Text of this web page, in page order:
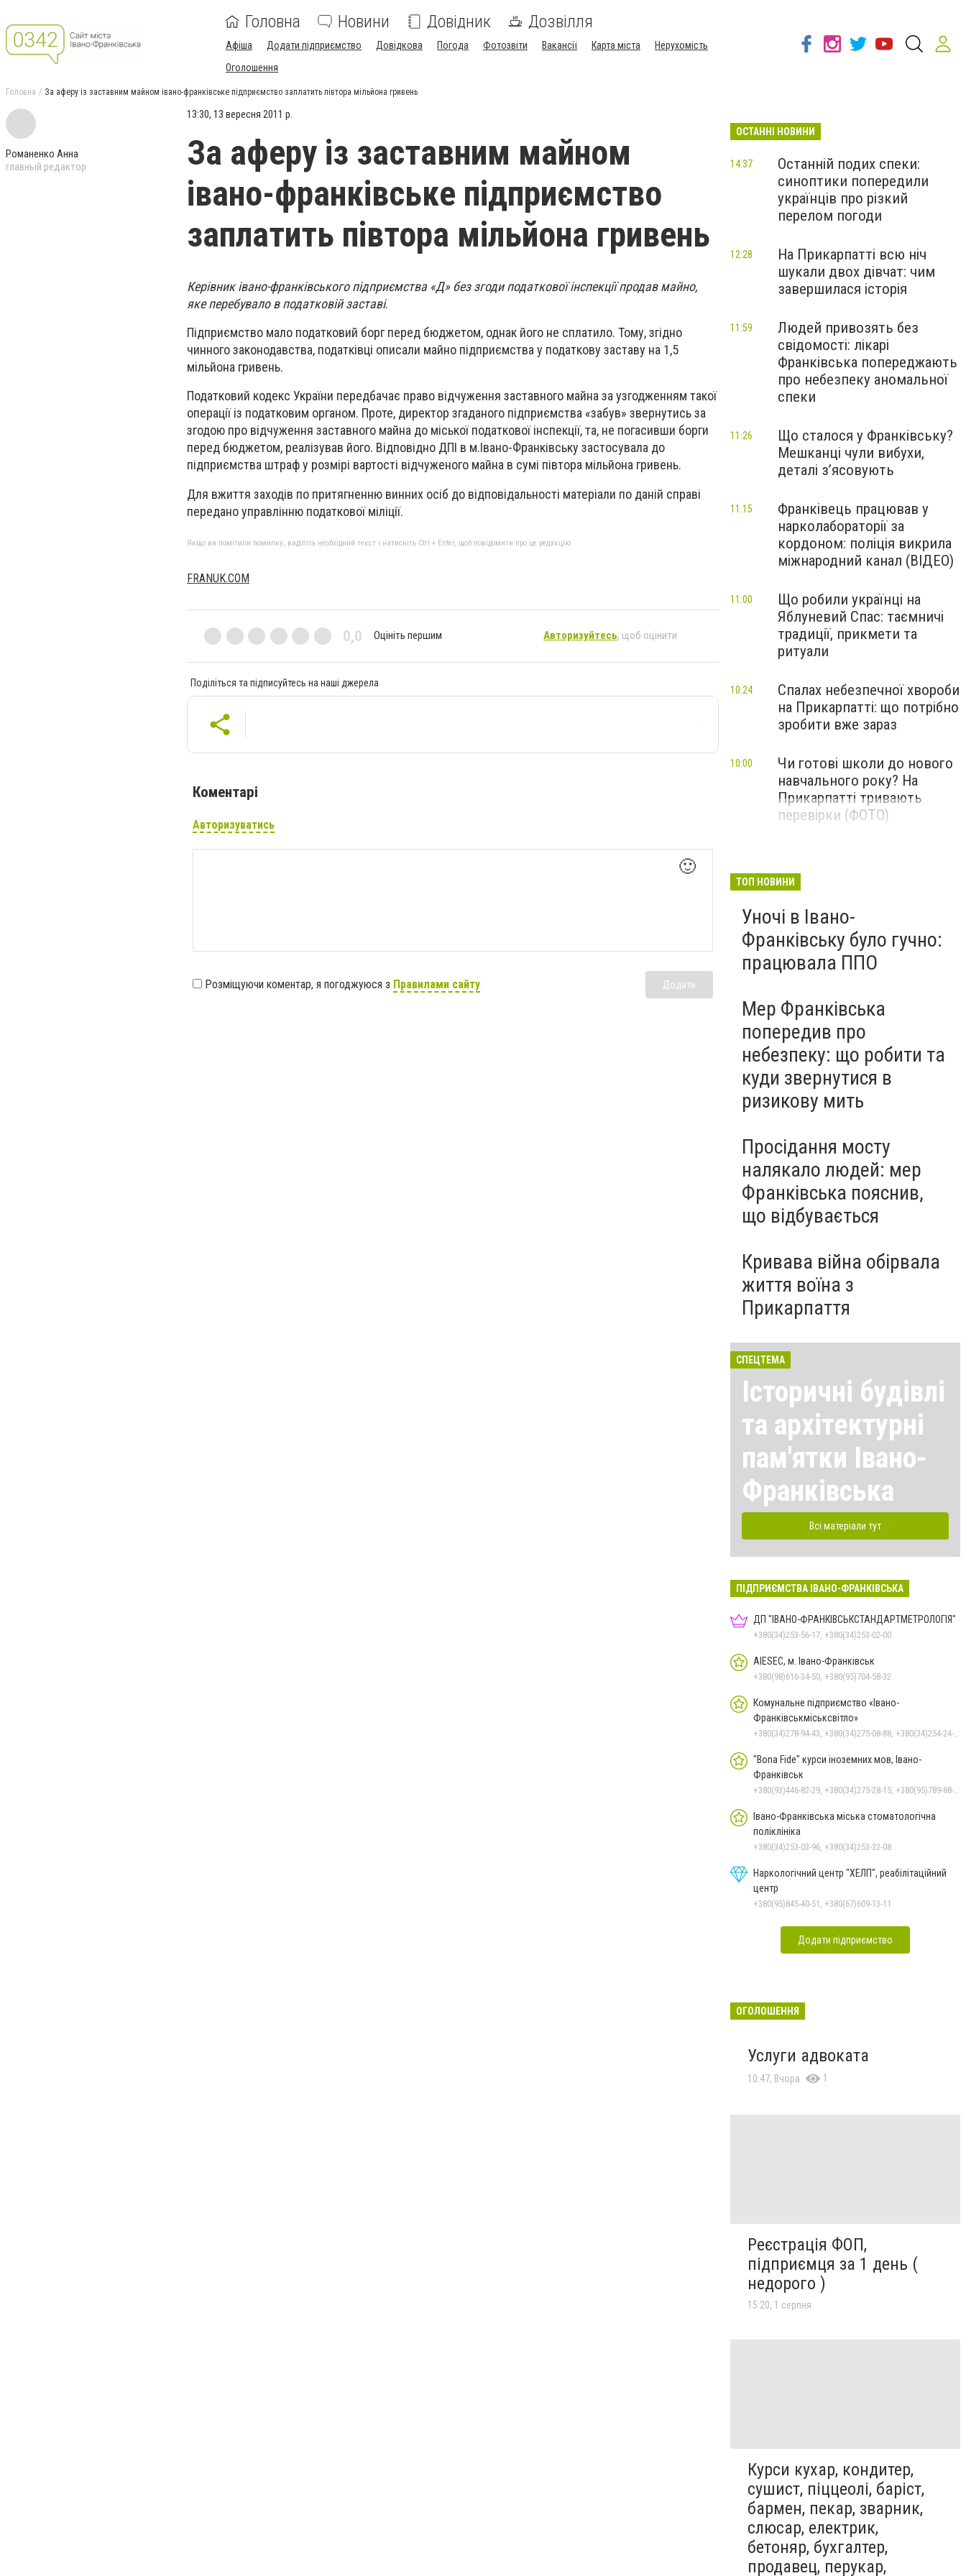
Головна Новини Довідник Дозвілля
Афіша Додати підприємство Довідкова Погода Фотозвіти Вакансії Карта міста
Нерухомість
Оголошення
Головна За аферу із заставним майном івано-франківське підприємство заплатить півтора мільйона гривень
Романенко Анна
главный редактор
13:30, 13 вересня 2011 р.
За аферу із заставним майном
івано-франківське підприємство
заплатить півтора мільйона гривень
Керівник івано-франківського підприємства «Д» без згоди податкової інспекції продав майно,
яке перебувало в податковій заставі.
Підприємство мало податковий борг перед бюджетом, однак його не сплатило. Тому, згідно
чинного законодавства, податківці описали майно підприємства у податкову заставу на 1,5
мільйона гривень.
Податковий кодекс України передбачає право відчуження заставного майна за узгодженням такої
операції із податковим органом. Проте, директор згаданого підприємства «забув» звернутись за
згодою про відчуження заставного майна до міської податкової інспекції, та, не погасивши борги
перед бюджетом, реалізував його. Відповідно ДПІ в м.Івано-Франківську застосувала до
підприємства штраф у розмірі вартості відчуженого майна в сумі півтора мільйона гривень.
Для вжиття заходів по притягненню винних осіб до відповідальності матеріали по даній справі
передано управлінню податкової міліції.
Якщо ви помітили помилку, виділіть необхідний текст і натисніть Ctrl + Enter, щоб повідомити про це редакцію
FRANUK.COM
0,0 Оцініть першим Авторизуйтесь, щоб оцінити
Поділіться та підписуйтесь на наші джерела
Коментарі
Авторизуватись
🙂
Розміщуючи коментар, я погоджуюся з Правилами сайту Додати
ОСТАННІ НОВИНИ
Останній подих спеки:
синоптики попередили
українців про різкий
перелом погоди
14:37
На Прикарпатті всю ніч
шукали двох дівчат: чим
завершилася історія
12:28
Людей привозять без
свідомості: лікарі
Франківська попереджають
про небезпеку аномальної
спеки
11:59
Що сталося у Франківську?
Мешканці чули вибухи,
деталі з’ясовують
11:26
Франківець працював у
нарколабораторії за
кордоном: поліція викрила
міжнародний канал (ВІДЕО)
11:15
Що робили українці на
Яблуневий Спас: таємничі
традиції, прикмети та
ритуали
11:00
Спалах небезпечної хвороби
на Прикарпатті: що потрібно
зробити вже зараз
10:24
Чи готові школи до нового
навчального року? На
Прикарпатті тривають
перевірки (ФОТО)
10:00
ТОП НОВИНИ
Уночі в Івано-
Франківську було гучно:
працювала ППО
Мер Франківська
попередив про
небезпеку: що робити та
куди звернутися в
ризикову мить
Просідання мосту
налякало людей: мер
Франківська пояснив,
що відбувається
Кривава війна обірвала
життя воїна з
Прикарпаття
СПЕЦТЕМА
Історичні будівлі
та архітектурні
пам'ятки Івано-
Франківська
Всі матеріали тут
ПІДПРИЄМСТВА ІВАНО-ФРАНКІВСЬКА
ДП "ІВАНО-ФРАНКІВСЬК­СТАНДАРТ­МЕТРОЛОГІЯ"
+380(34)253-56-17, +380(34)253-02-00
AIESEC, м. Івано-Франківськ
+380(98)616-34-50, +380(95)704-58-32
Комунальне підприємство «Івано-
Франківськміськсвітло»
"Bona Fide" курси іноземних мов, Івано-
Франківськ
Івано-Франківська міська стоматологічна
поліклініка
+380(34)253-03-96, +380(34)253-32-08
Наркологічний центр "ХЕЛП", реабілітаційний
центр
+380(95)845-40-51, +380(67)609-13-11
Додати підприємство
ОГОЛОШЕННЯ
Услуги адвоката
10:47, Вчора 1
Реєстрація ФОП,
підприємця за 1 день (
недорого )
15:20, 1 серпня
Курси кухар, кондитер,
сушист, піццеолі, баріст,
бармен, пекар, зварник,
слюсар, електрик,
бетоняр, бухгалтер,
продавец, перукар,